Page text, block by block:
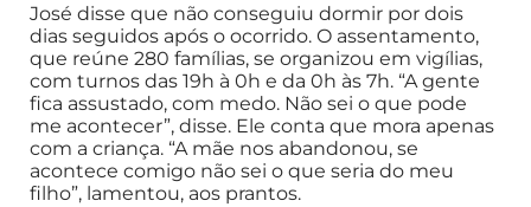
José disse que não conseguiu dormir por dois
dias seguidos após o ocorrido. O assentamento,
que reúne 280 famílias, se organizou em vigílias,
com turnos das 19h à 0h e da 0h às 7h. “A gente
fica assustado, com medo. Não sei o que pode
me acontecer”, disse. Ele conta que mora apenas
com a criança. “A mãe nos abandonou, se
acontece comigo não sei o que seria do meu
filho”, lamentou, aos prantos.